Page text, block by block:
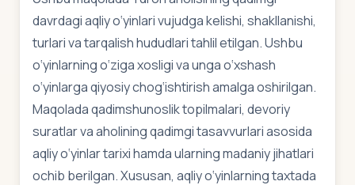
davrdagi aqliy o‘yinlari vujudga kelishi, shakllanishi,
turlari va tarqalish hududlari tahlil etilgan. Ushbu
o‘yinlarning o‘ziga xosligi va unga o‘xshash
o‘yinlarga qiyosiy chog‘ishtirish amalga oshirilgan.
Maqolada qadimshunoslik topilmalari, devoriy
suratlar va aholining qadimgi tasavvurlari asosida
aqliy o‘yinlar tarixi hamda ularning madaniy jihatlari
ochib berilgan. Xususan, aqliy o‘yinlarning taxtada